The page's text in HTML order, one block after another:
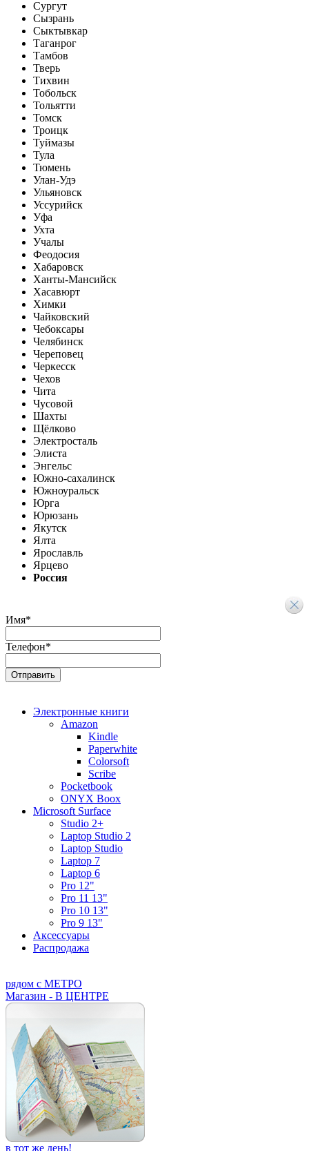
Сургут
Сызрань
Сыктывкар
Таганрог
Тамбов
Тверь
Тихвин
Тобольск
Тольятти
Томск
Троицк
Туймазы
Тула
Тюмень
Улан-Удэ
Ульяновск
Уссурийск
Уфа
Ухта
Учалы
Феодосия
Хабаровск
Ханты-Мансийск
Хасавюрт
Химки
Чайковский
Чебоксары
Челябинск
Череповец
Черкесск
Чехов
Чита
Чусовой
Шахты
Щёлково
Электросталь
Элиста
Энгельс
Южно-сахалинск
Южноуральск
Юрга
Юрюзань
Якутск
Ялта
Ярославль
Ярцево
Россия
Имя*
Телефон*
Электронные книги
Amazon
Kindle
Paperwhite
Colorsoft
Scribe
Pocketbook
ONYX Boox
Microsoft Surface
Studio 2+
Laptop Studio 2
Laptop Studio
Laptop 7
Laptop 6
Pro 12"
Pro 11 13"
Pro 10 13"
Pro 9 13"
Аксессуары
Распродажа
рядом с МЕТРО
Магазин - В ЦЕНТРЕ
в тот же день!